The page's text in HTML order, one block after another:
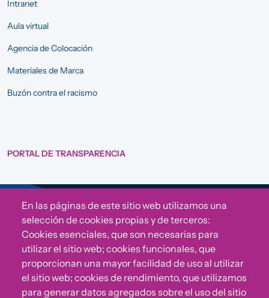
Intranet
Aula virtual
Agencia de Colocación
Materiales de Marca
Buzón contra el racismo
PORTAL DE TRANSPARENCIA
Sigue a Comunidad CONVIVE
En las páginas de este sitio web utilizamos una
selección de cookies propias y de terceros:
Cookies esenciales, que son necesarias para
utilizar el sitio web; cookies funcionales, que
proporcionan una mayor facilidad de uso al utilizar
el sitio web; cookies de rendimiento, que utilizamos
para generar datos agregados sobre el uso del sitio